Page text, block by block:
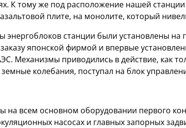
К тому же под расположение нашей
плите, на монолите, который
энергоблоков станции были установлены на
японской фирмой и впервые
Механизмы приводились в действие, как
колебания, поступал на блок
на всем основном оборудовании первого
насосах и главных запорных